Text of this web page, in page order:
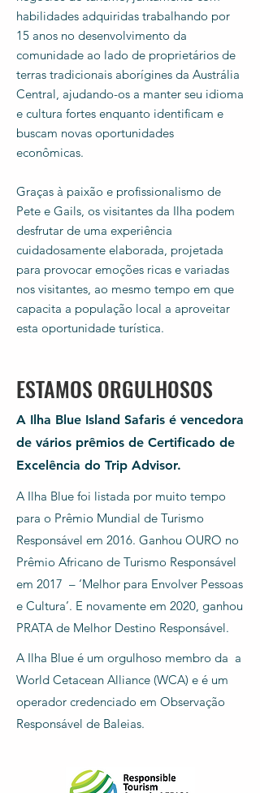
habilidades adquiridas trabalhando por
15 anos no desenvolvimento da
comunidade ao lado de proprietários de
terras tradicionais aborígines da Austrália
Central, ajudando-os a manter seu idioma
e cultura fortes enquanto identificam e
buscam novas oportunidades
econômicas.
Graças à paixão e profissionalismo de
Pete e Gails, os visitantes da Ilha podem
desfrutar de uma experiência
cuidadosamente elaborada, projetada
para provocar emoções ricas e variadas
nos visitantes, ao mesmo tempo em que
capacita a população local a aproveitar
esta oportunidade turística.
ESTAMOS ORGULHOSOS
A Ilha Blue Island Safaris é vencedora
de vários prêmios de Certificado de
Excelência do Trip Advisor.
A Ilha Blue foi listada por muito tempo
para o Prêmio Mundial de Turismo
Responsável em 2016. Ganhou OURO no
Prêmio Africano de Turismo Responsável
em 2017 – ‘Melhor para Envolver Pessoas
e Cultura’. E novamente em 2020, ganhou
PRATA de Melhor Destino Responsável.
A Ilha Blue é um orgulhoso membro da a
World Cetacean Alliance (WCA) e é um
operador credenciado em Observação
Responsável de Baleias.